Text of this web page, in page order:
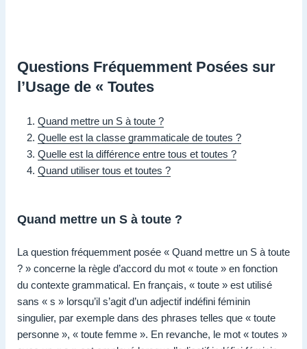
Questions Fréquemment Posées sur
l’Usage de « Toutes
Quand mettre un S à toute ?
Quelle est la classe grammaticale de toutes ?
Quelle est la différence entre tous et toutes ?
Quand utiliser tous et toutes ?
Quand mettre un S à toute ?
La question fréquemment posée « Quand mettre un S à toute
? » concerne la règle d’accord du mot « toute » en fonction
du contexte grammatical. En français, « toute » est utilisé
sans « s » lorsqu’il s’agit d’un adjectif indéfini féminin
singulier, par exemple dans des phrases telles que « toute
personne », « toute femme ». En revanche, le mot « toutes »